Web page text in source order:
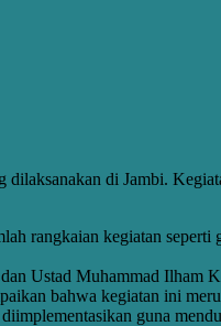
di Jambi.
rangkaian kegiatan seperti
Ustad Muhammad Ilham
bahwa kegiatan ini
guna